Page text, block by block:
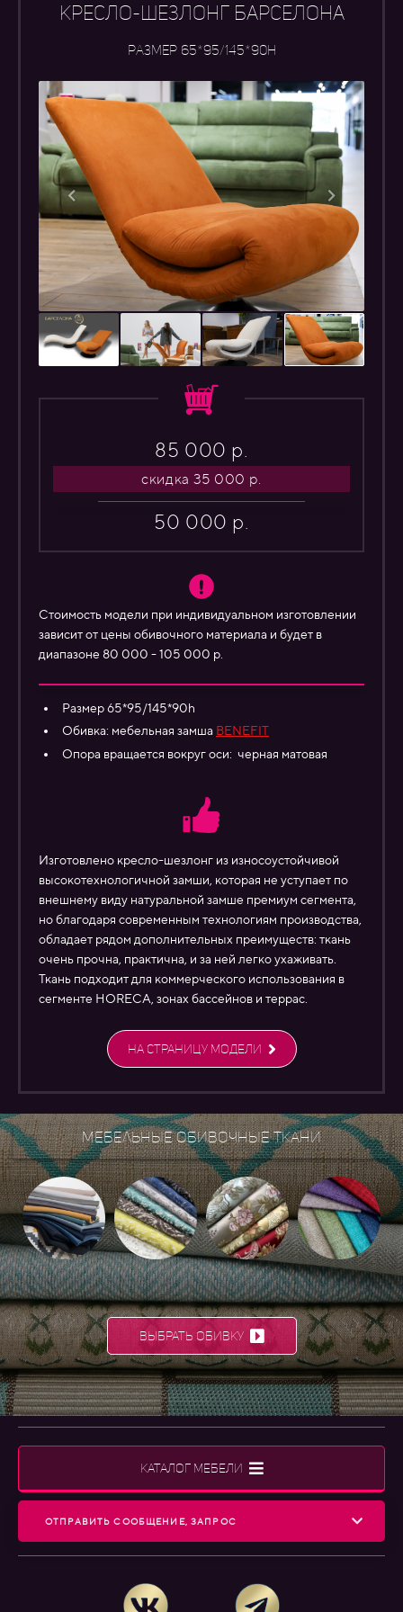
КРЕСЛО-ШЕЗЛОНГ БАРСЕЛОНА
Размер 65*95/145*90h
85 000 р.
скидка 35 000 р.
50 000 р.
Стоимость модели при индивидуальном изготовлении
зависит от цены обивочного материала и будет в
диапазоне 80 000 - 105 000 р.
Размер 65*95/145*90h
Обивка: мебельная замша BENEFIT
Опора вращается вокруг оси: черная матовая
Изготовлено кресло-шезлонг из износоустойчивой
высокотехнологичной замши, которая не уступает по
внешнему виду натуральной замше премиум сегмента,
но благодаря современным технологиям производства,
обладает рядом дополнительных преимуществ: ткань
очень прочна, практична, и за ней легко ухаживать.
Ткань подходит для коммерческого использования в
сегменте HORECA, зонах бассейнов и террас.
НА СТРАНИЦУ МОДЕЛИ
Мебельные обивочные ткани
ВЫБРАТЬ ОБИВКУ
КАТАЛОГ МЕБЕЛИ
ОТПРАВИТЬ СООБЩЕНИЕ, ЗАПРОС